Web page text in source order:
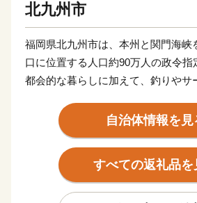
北九州市
福岡県北九州市は、本州と関門海峡
口に位置する人口約90万人の政令指
都会的な暮らしに加えて、釣りやサ
まれた、地方暮らしの両方を楽しめ
関門海峡ふぐ刺身・シャボン玉石け
明太子など本市ならではの返礼品に
ナギ・カニなど全国的に人気の返礼
自治体情報を見
すべての返礼品を